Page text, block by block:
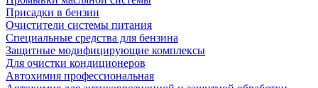
Присадки в бензин
Очистители системы питания
Специальные срeдства для бензина
Защитные модифицирующие комплексы
Для очистки кондиционеров
Автохимия профессиональная